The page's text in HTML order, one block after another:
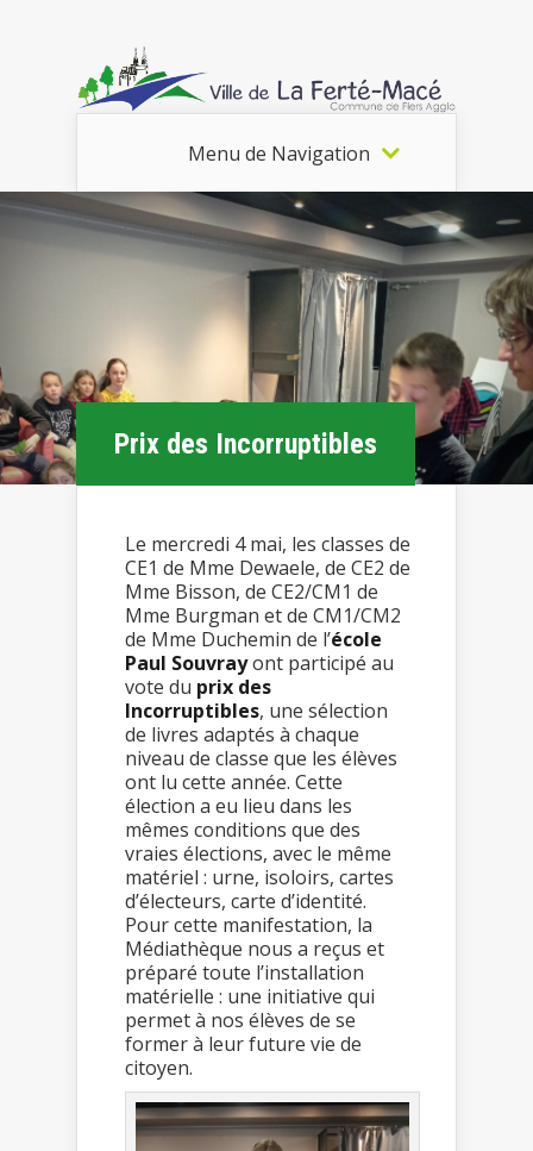
Menu de Navigation
Prix des Incorruptibles
Le mercredi 4 mai, les classes de
CE1 de Mme Dewaele, de CE2 de
Mme Bisson, de CE2/CM1 de
Mme Burgman et de CM1/CM2
de Mme Duchemin de l’école
Paul Souvrayont participé au
vote du prix des
Incorruptibles, une sélection
de livres adaptés à chaque
niveau de classe que les élèves
ont lu cette année. Cette
élection a eu lieu dans les
mêmes conditions que des
vraies élections, avec le même
matériel : urne, isoloirs, cartes
d’électeurs, carte d’identité.
Pour cette manifestation, la
Médiathèque nous a reçus et
préparé toute l’installation
matérielle : une initiative qui
permet à nos élèves de se
former à leur future vie de
citoyen.